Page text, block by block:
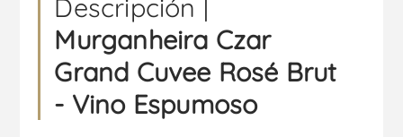
Descripción |
Murganheira Czar
Grand Cuvee Rosé Brut
- Vino Espumoso